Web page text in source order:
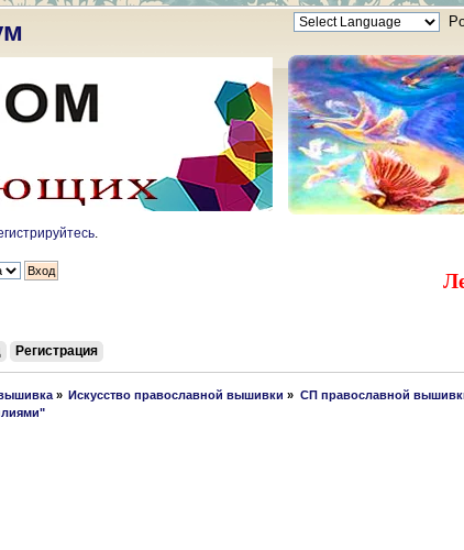
Регистрация
» Искусство православной вышивки » СП православной